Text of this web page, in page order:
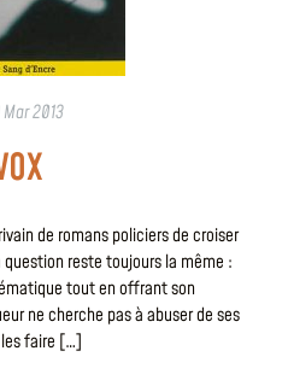
Mar 2013
de romans policiers de croiser
reste toujours la même :
tout en offrant son
ne cherche pas à abuser de ses
les faire […]